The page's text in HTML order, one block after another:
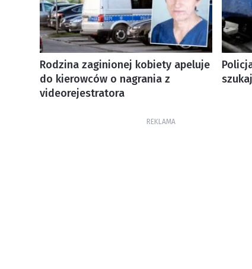
Rodzina zaginionej kobiety apeluje
do kierowców o nagrania z
videorejestratora
REKLAMA